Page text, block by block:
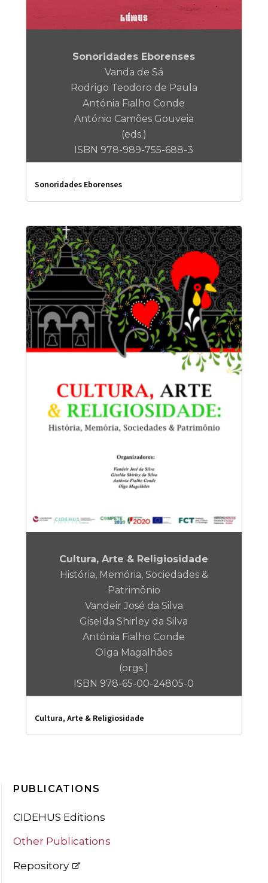
Sonoridades Eborenses
Vanda de Sá
Rodrigo Teodoro de Paula
Antónia Fialho Conde
António Camões Gouveia
(eds.)
ISBN 978-989-755-688-3
Sonoridades Eborenses
Cultura, Arte & Religiosidade
História, Memória, Sociedades &
Patrimônio
Vandeir José da Silva
Giselda Shirley da Silva
Antónia Fialho Conde
Olga Magalhães
(orgs.)
ISBN 978-65-00-24805-0
Cultura, Arte & Religiosidade
PUBLICATIONS
CIDEHUS Editions
Other Publications
Repository